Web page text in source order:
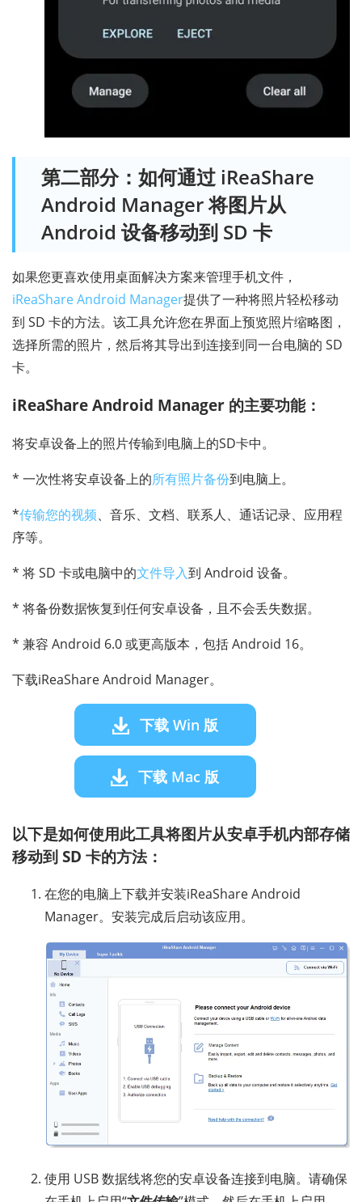
第二部分：如何通过 iReaShare
Android Manager 将图片从
Android 设备移动到 SD 卡
如果您更喜欢使用桌面解决方案来管理手机文件，
iReaShare Android Manager提供了一种将照片轻松移动
到 SD 卡的方法。该工具允许您在界面上预览照片缩略图，
选择所需的照片，然后将其导出到连接到同一台电脑的 SD
卡。
iReaShare Android Manager 的主要功能：
将安卓设备上的照片传输到电脑上的SD卡中。
* 一次性将安卓设备上的所有照片备份到电脑上。
*传输您的视频、音乐、文档、联系人、通话记录、应用程
序等。
* 将 SD 卡或电脑中的文件导入到 Android 设备。
* 将备份数据恢复到任何安卓设备，且不会丢失数据。
* 兼容 Android 6.0 或更高版本，包括 Android 16。
下载iReaShare Android Manager。
下载 Win 版
下载 Mac 版
以下是如何使用此工具将图片从安卓手机内部存储
移动到 SD 卡的方法：
在您的电脑上下载并安装iReaShare Android
Manager。安装完成后启动该应用。
使用 USB 数据线将您的安卓设备连接到电脑。请确保